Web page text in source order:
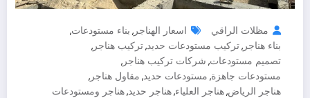
مظلات الراقي اسعار الهناجر , بناء مستودعات,
بناء هناجر ,تركيب مستودعات حديد,تركيب هناجر ,
تصميم مستودعات, شركات تركيب هناجر ,
مستودعات جاهزة, مستودعات حديد, مقاول هناجر ,
هناجر الرياض,هناجر العلياء,هناجر حديد,هناجر ومستودعات